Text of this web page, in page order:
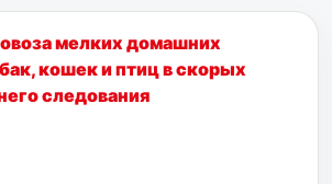
мелких домашних
кошек и птиц в скорых
следования